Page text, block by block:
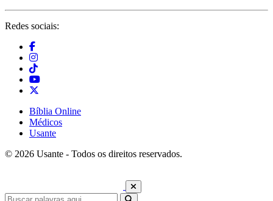
Redes sociais:
Bíblia Online
Médicos
Usante
© 2026 Usante - Todos os direitos reservados.